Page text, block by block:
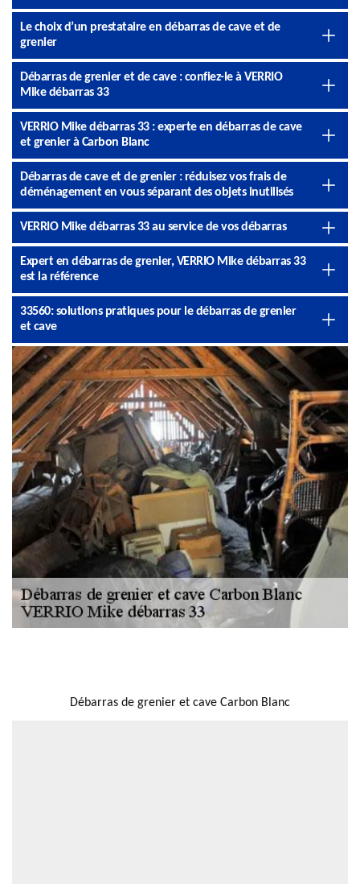
Le choix d’un prestataire en débarras de cave et de
grenier
Débarras de grenier et de cave : confiez-le à VERRIO
Mike débarras 33
VERRIO Mike débarras 33 : experte en débarras de cave
et grenier à Carbon Blanc
Débarras de cave et de grenier : réduisez vos frais de
déménagement en vous séparant des objets inutilisés
VERRIO Mike débarras 33 au service de vos débarras
Expert en débarras de grenier, VERRIO Mike débarras 33
est la référence
33560: solutions pratiques pour le débarras de grenier
et cave
Débarras de grenier et cave Carbon Blanc